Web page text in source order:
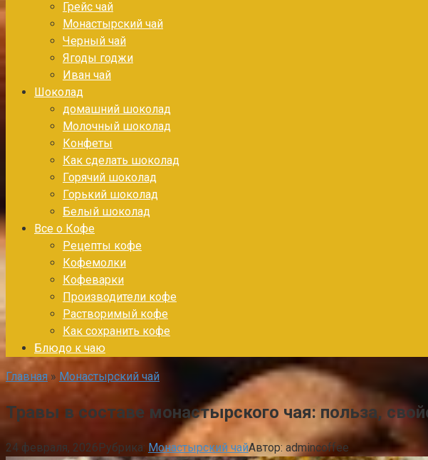
Грейс чай
Монастырский чай
Черный чай
Ягоды годжи
Иван чай
Шоколад
домашний шоколад
Молочный шоколад
Конфеты
Как сделать шоколад
Горячий шоколад
Горький шоколад
Белый шоколад
Все о Кофе
Рецепты кофе
Кофемолки
Кофеварки
Производители кофе
Растворимый кофе
Как сохранить кофе
Блюдо к чаю
Главная » Монастырский чай
Травы в составе монастырского чая: польза,
24 февраля, 2026Рубрика: Монастырский чайАвтор: admincoffee